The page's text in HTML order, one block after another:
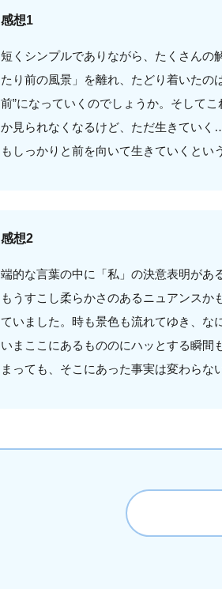
感想1
短くシンプルでありながら、たくさんの
たり前の風景」を離れ、たどり着いたの
前”になっていくのでしょうか。そして
か見られなくなるけど、ただ生きてい
もしっかりと前を向いて生きていくとい
感想2
端的な言葉の中に「私」の決意表明があ
もうすこし柔らかさのあるニュアンス
ていました。時も景色も流れてゆき、な
いまここにあるもののにハッとする瞬間
まっても、そこにあった事実は変わらな